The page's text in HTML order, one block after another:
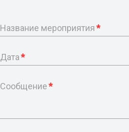
Название мероприятия*
Дата*
Сообщение*